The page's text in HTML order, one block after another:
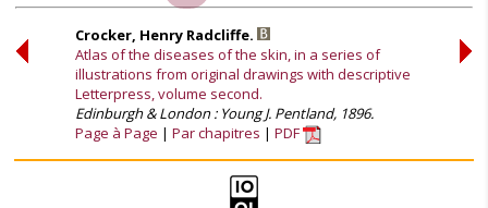
Crocker, Henry Radcliffe.
Atlas of the diseases of the skin, in a series of
illustrations from original drawings with descriptive
Letterpress, volume second.
Edinburgh & London : Young J. Pentland, 1896.
Page à Page
Par chapitres PDF